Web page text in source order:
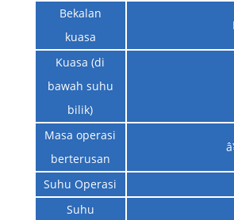
Bekalan
kuasa
Kuasa (di
bawah suhu
bilik)
Masa operasi
berterusan
Suhu Operasi
Suhu